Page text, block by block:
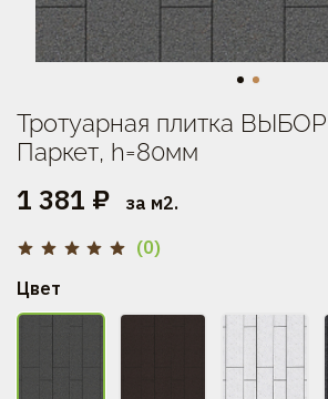
(0)
Тротуарная плитка
Паркет, h=80мм
1 381 ₽ за м2.
Цвет